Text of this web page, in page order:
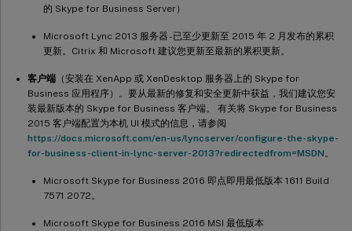
的 Skype for Business Server）
Microsoft Lync 2013 服务器 - 已至少更新至 2015 年 2 月发布的累积
更新。Citrix 和 Microsoft 建议您更新至最新的累积更新。
客户端 （安装在 XenApp 或 XenDesktop 服务器上的 Skype for
Business 应用程序）。要从最新的修复和安全更新中获益，我们建议您安
装最新版本的 Skype for Business 客户端。 有关将 Skype for Business
2015 客户端配置为本机 UI 模式的信息，请参阅
https://docs.microsoft.com/en-us/lyncserver/configure-the-skype-
for-business-client-in-lync-server-2013?redirectedfrom=MSDN 。
Microsoft Skype for Business 2016 即点即用最低版本 1611 Build
7571.2072。
Microsoft Skype for Business 2016 MSI 最低版本